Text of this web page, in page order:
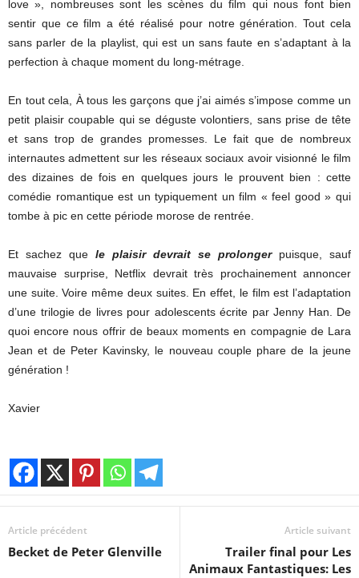
love », nombreuses sont les scènes du film qui nous font bien
sentir que ce film a été réalisé pour notre génération. Tout cela
sans parler de la playlist, qui est un sans faute en s’adaptant à la
perfection à chaque moment du long-métrage.
En tout cela, À tous les garçons que j’ai aimés s’impose comme un
petit plaisir coupable qui se déguste volontiers, sans prise de tête
et sans trop de grandes promesses. Le fait que de nombreux
internautes admettent sur les réseaux sociaux avoir visionné le film
des dizaines de fois en quelques jours le prouvent bien : cette
comédie romantique est un typiquement un film « feel good » qui
tombe à pic en cette période morose de rentrée.
Et sachez que le plaisir devrait se prolongerpuisque, sauf
mauvaise surprise, Netflix devrait très prochainement annoncer
une suite. Voire même deux suites. En effet, le film est l’adaptation
d’une trilogie de livres pour adolescents écrite par Jenny Han. De
quoi encore nous offrir de beaux moments en compagnie de Lara
Jean et de Peter Kavinsky, le nouveau couple phare de la jeune
génération !
Xavier
Article précédent
Becket de Peter Glenville
Article suivant
Trailer final pour Les
Animaux Fantastiques: Les